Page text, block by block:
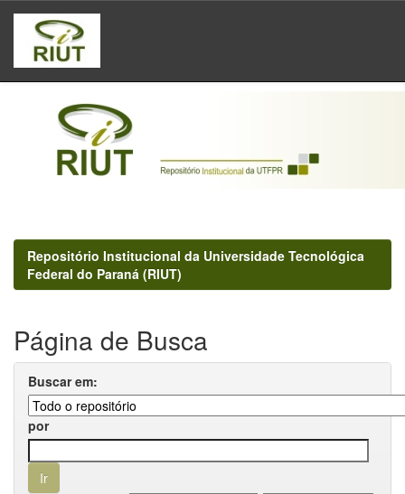
Skip
navigation
Repositório Institucional da Universidade Tecnológica
Federal do Paraná (RIUT)
Página de Busca
Buscar em:
por